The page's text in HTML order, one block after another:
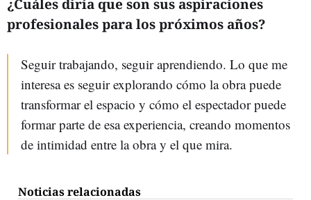
¿Cuáles diría que son sus aspiraciones
profesionales para los próximos años?
Seguir trabajando, seguir aprendiendo. Lo que me
interesa es seguir explorando cómo la obra puede
transformar el espacio y cómo el espectador puede
formar parte de esa experiencia, creando momentos
de intimidad entre la obra y el que mira.
Noticias relacionadas